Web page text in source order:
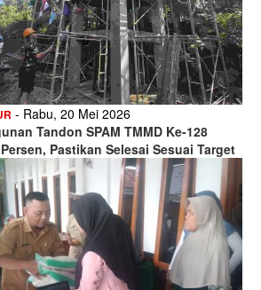
- Rabu, 20 Mei 2026
Tandon SPAM TMMD Ke-128
Pastikan Selesai Sesuai Target